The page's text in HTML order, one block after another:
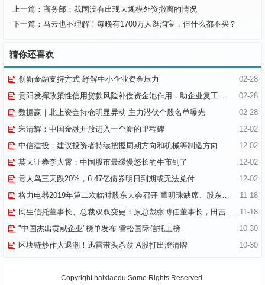
上一篇： 商务部：我国没有出现大规模外资撤离的情况
下一篇： 马云也不理解！每晚有1700万人逛淘宝，但什么都不买？
猜你还喜欢
02-28
创新金融支持方式 纾解中小企业资金压力
02-28
贵阳发挥政策性信用贷款风险补偿资金池作用，助企业复工战“疫”
02-28
数据赢｜北上资金持仓明显异动 主力潜伏个股名单曝光
12-02
宋清辉：中国金融开放进入一个新的里程碑
12-02
中信建投：建议投资者持续把握周期方向和机械等制造方向
12-02
英大证券李大霄：中国股市最缓慢悠长的牛市到了
12-02
贵人鸟三天跌20%，6.47亿债券明日到期或无法兑付
11-18
格力电器2019年第二次临时股东大会召开 董明珠缺席、股东交流环节取消
11-18
民生信托董事长、总裁双双变更：原总裁张博任董事长，田吉申接任总裁
10-30
"中国杰出贡献企业"榜单发布 雪松国际信托上榜
10-30
区块链炒作大退潮！迅雷带头杀跌 A股打出澄清牌
Copyright haixiaedu.Some Rights Reserved.